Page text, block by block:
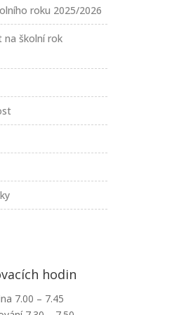
roku 2025/2026
na školní rok
hodin
7.00 – 7.45